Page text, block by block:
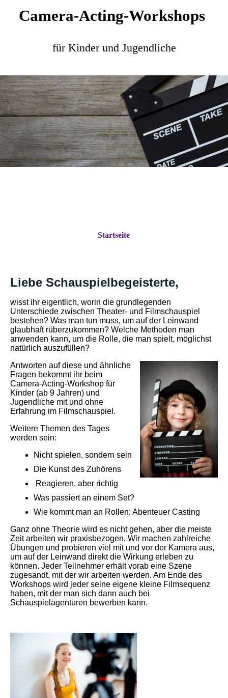
Camera-Acting-Workshops
für Kinder und Jugendliche
Startseite
Liebe Schauspielbegeisterte,
wisst ihr eigentlich, worin die grundlegenden
Unterschiede zwischen Theater- und Filmschauspiel
bestehen? Was man tun muss, um auf der Leinwand
glaubhaft rüberzukommen? Welche Methoden man
anwenden kann, um die Rolle, die man spielt, möglichst
natürlich auszufüllen?
Antworten auf diese und ähnliche
Fragen bekommt ihr beim
Camera-Acting-Workshop für
Kinder (ab 9 Jahren) und
Jugendliche mit und ohne
Erfahrung im Filmschauspiel.
Weitere Themen des Tages
werden sein:
Nicht spielen, sondern sein
Die Kunst des Zuhörens
Reagieren, aber richtig
Was passiert an einem Set?
Wie kommt man an Rollen: Abenteuer Casting
Ganz ohne Theorie wird es nicht gehen, aber die meiste
Zeit arbeiten wir praxisbezogen. Wir machen zahlreiche
Übungen und probieren viel mit und vor der Kamera aus,
um auf der Leinwand direkt die Wirkung erleben zu
können. Jeder Teilnehmer erhält vorab eine Szene
zugesandt, mit der wir arbeiten werden. Am Ende des
Workshops wird jeder seine eigene kleine Filmsequenz
haben, mit der man sich dann auch bei
Schauspielagenturen bewerben kann.